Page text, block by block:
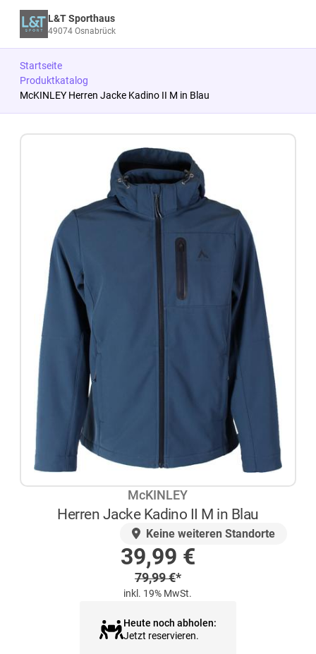
L&T Sporthaus
49074 Osnabrück
Startseite
Produktkatalog
McKINLEY Herren Jacke Kadino II M in Blau
McKINLEY
Herren Jacke Kadino II M in Blau
Keine weiteren Standorte
Sonderpreis
39,99 €
Regulärer Preis
79,99€*
inkl. 19% MwSt.
Heute noch abholen:
Jetzt reservieren.